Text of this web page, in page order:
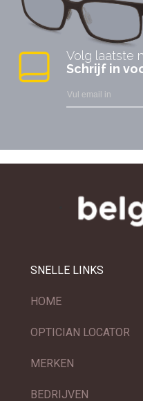
Volg laatste
Schrijf in
SNELLE LINKS
HOME
OPTICIAN LOCATOR
MERKEN
BEDRIJVEN